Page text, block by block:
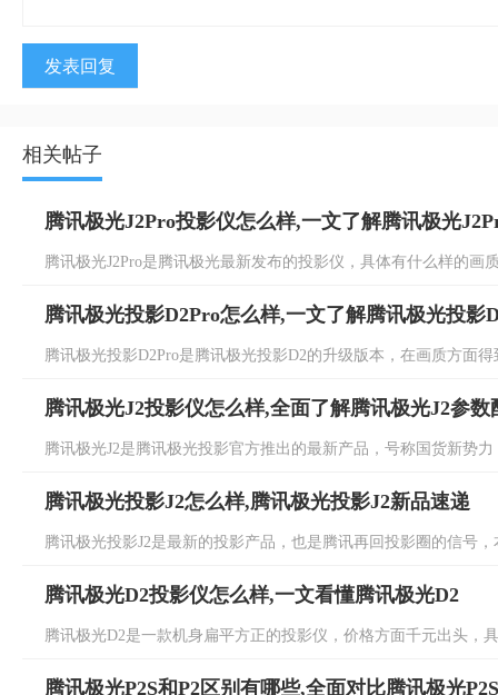
发表回复
相关帖子
腾讯极光J2Pro投影仪怎么样,一文了解腾讯极光
腾讯极光J2Pro是腾讯极光最新发布的投影仪，具体有什么样的画
腾讯极光投影D2Pro怎么样,一文了解腾讯极光投影
腾讯极光投影D2Pro是腾讯极光投影D2的升级版本，在画质方面
腾讯极光J2投影仪怎么样,全面了解腾讯极光J2参数
腾讯极光J2是腾讯极光投影官方推出的最新产品，号称国货新势
腾讯极光投影J2怎么样,腾讯极光投影J2新品速递
腾讯极光投影J2是最新的投影产品，也是腾讯再回投影圈的信号
腾讯极光D2投影仪怎么样,一文看懂腾讯极光D2
腾讯极光D2是一款机身扁平方正的投影仪，价格方面千元出头，
腾讯极光P2S和P2区别有哪些,全面对比腾讯极光